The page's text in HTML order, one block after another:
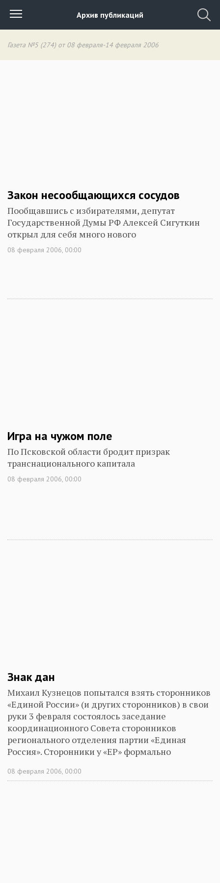
Архив публикаций
Газета №5 (274) от 08 февраля-14 февраля 2006
Закон несообщающихся сосудов
Пообщавшись с избирателями, депутат
Государственной Думы РФ Алексей Сигуткин
открыл для себя много нового
08 февраля 2006, 00:00
Игра на чужом поле
По Псковской области бродит призрак
транснационального капитала
08 февраля 2006, 00:00
Знак дан
Михаил Кузнецов попытался взять сторонников
«Единой России» (и других сторонников) в свои
руки 3 февраля состоялось заседание
координационного Совета сторонников
регионального отделения партии «Единая
Россия». Сторонники у «ЕР» формально
Уставе появился пункт, согласно которому
08 февраля 2006, 00:00